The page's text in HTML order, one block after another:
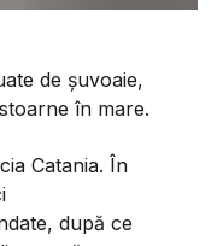
de șuvoaie,
în mare.
Catania. În
după ce